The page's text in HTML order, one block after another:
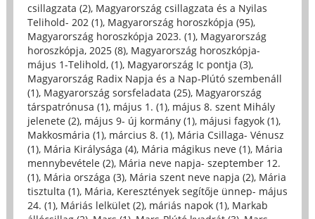
csillagzata (2), Magyarország csillagzata és a Nyilas
Telihold- 202 (1), Magyarország horoszkópja (95),
Magyarország horoszkópja 2023. (1), Magyarország
horoszkópja, 2025 (8), Magyarország horoszkópja-
május 1-Telihold, (1), Magyarország Ic pontja (3),
Magyarország Radix Napja és a Nap-Plútó szembenáll
(1), Magyarország sorsfeladata (25), Magyarország
társpatrónusa (1), május 1. (1), május 8. szent Mihály
jelenete (2), május 9- új kormány (1), májusi fagyok (1),
Makkosmária (1), március 8. (1), Mária Csillaga- Vénusz
(1), Mária Királysága (4), Mária mágikus neve (1), Mária
mennybevétele (2), Mária neve napja- szeptember 12.
(1), Mária országa (3), Mária szent neve napja (2), Mária
tisztulta (1), Mária, Keresztények segítője ünnep- május
24. (1), Máriás lelkület (2), máriás napok (1), Markab